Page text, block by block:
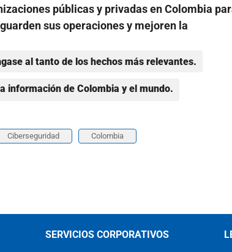
públicas y privadas en Colombia
sus operaciones y mejoren la
al tanto de los hechos más relevantes.
información de Colombia y el mundo.
Ciberseguridad Colombia
SERVICIOS CORPORATIVOS